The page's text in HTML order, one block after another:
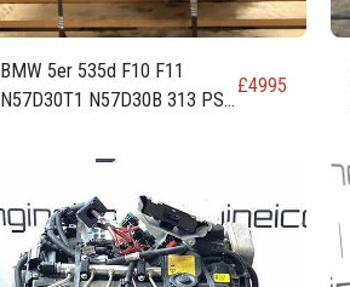
BMW 5er 535d F10 F11
N57D30T1 N57D30B 313 PS,
£4995